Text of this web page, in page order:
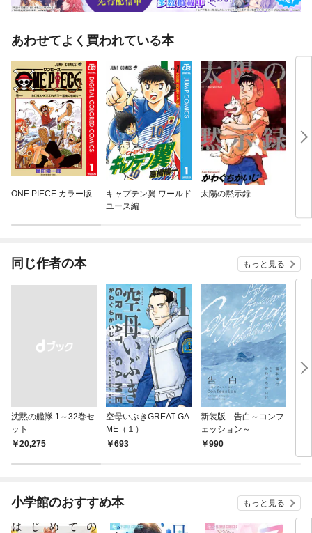
あわせてよく買われている本
ONE PIECE カラー版
キャプテン翼 ワールド
ユース編
太陽の黙示録
同じ作者の本 もっと見る
沈黙の艦隊 1～32巻セ
ット
￥20,275
空母いぶきGREAT GA
ME（１）
693
新装版 告白～コンフ
ェッション～
990
号
小学館のおすすめ本 もっと見る